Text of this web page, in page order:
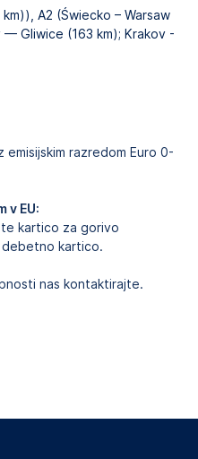
A2 (Świecko – Warsaw
Gliwice (163 km); Krakov -
emisijskim razredom Euro 0-
v EU:
kartico za gorivo
kartico.
nas kontaktirajte.